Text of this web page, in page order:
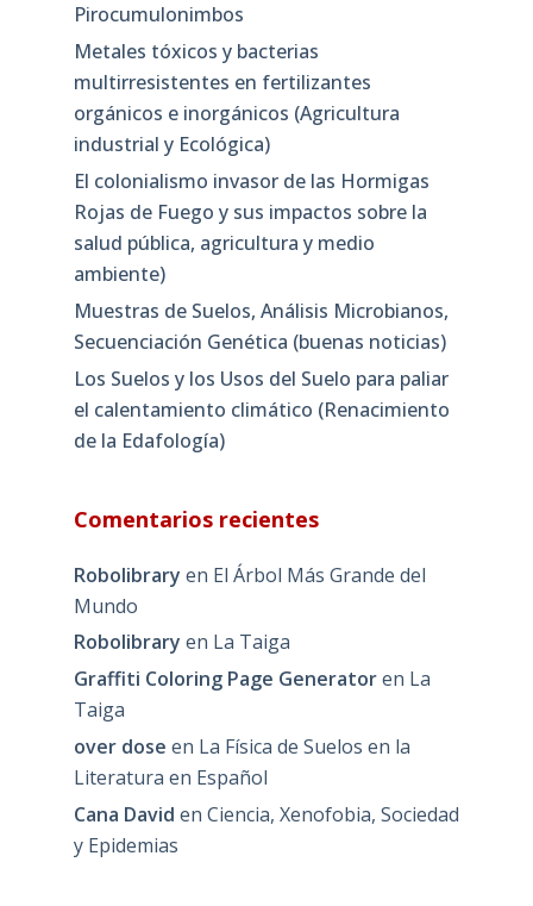
Pirocumulonimbos
Metales tóxicos y bacterias
multirresistentes en fertilizantes
orgánicos e inorgánicos (Agricultura
industrial y Ecológica)
El colonialismo invasor de las Hormigas
Rojas de Fuego y sus impactos sobre la
salud pública, agricultura y medio
ambiente)
Muestras de Suelos, Análisis Microbianos,
Secuenciación Genética (buenas noticias)
Los Suelos y los Usos del Suelo para paliar
el calentamiento climático (Renacimiento
de la Edafología)
Comentarios recientes
Robolibrary en El Árbol Más Grande del
Mundo
Robolibrary en La Taiga
Graffiti Coloring Page Generatoren La
Taiga
over dose en La Física de Suelos en la
Literatura en Español
Cana David en Ciencia, Xenofobia, Sociedad
y Epidemias